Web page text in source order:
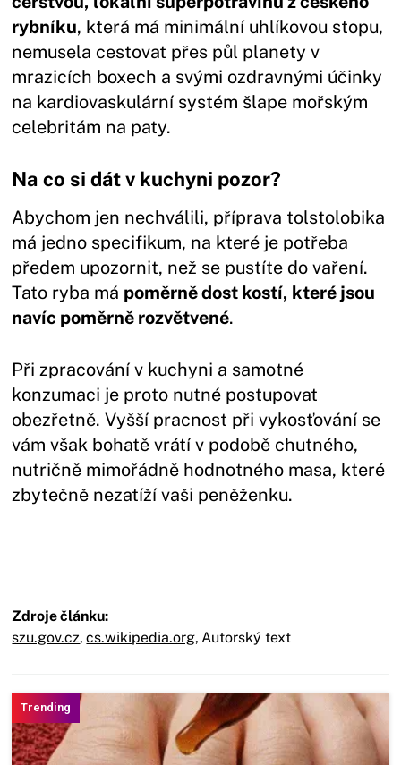
rybníku, která má minimální uhlíkovou stopu,
nemusela cestovat přes půl planety v
mrazicích boxech a svými ozdravnými účinky
na kardiovaskulární systém šlape mořským
celebritám na paty.
Na co si dát v kuchyni pozor?
Abychom jen nechválili, příprava tolstolobika
má jedno specifikum, na které je potřeba
předem upozornit, než se pustíte do vaření.
Tato ryba má poměrně dost kostí, které jsou
navíc poměrně rozvětvené.
Při zpracování v kuchyni a samotné
konzumaci je proto nutné postupovat
obezřetně. Vyšší pracnost při vykosťování se
vám však bohatě vrátí v podobě chutného,
nutričně mimořádně hodnotného masa, které
zbytečně nezatíží vaši peněženku.
Zdroje článku:
szu.gov.cz, cs.wikipedia.org, Autorský text